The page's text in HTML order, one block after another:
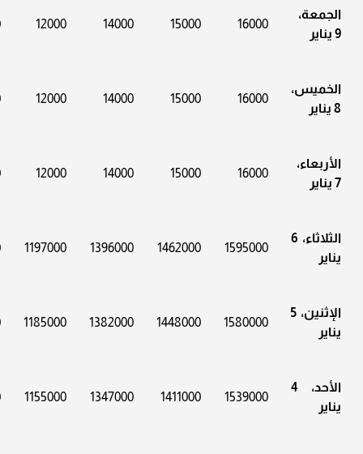
الجمعة،
9 يناير
16000
15000
14000
12000
الخميس،
8 يناير
16000
15000
14000
12000
الأربعاء،
7 يناير
16000
15000
14000
12000
الثلاثاء، 6
يناير
1595000
1462000
1396000
1197000
الإثنين، 5
يناير
1580000
1448000
1382000
1185000
الأحد، 4
يناير
1539000
1411000
1347000
1155000